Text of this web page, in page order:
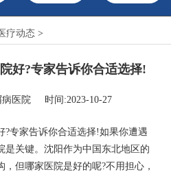
疗动态 >
好?专家告诉你合适选择!
病医院 时间:2023-10-27
家告诉你合适选择!如果你遭遇
是关键。沈阳作为中国东北地区的
但哪家医院是好的呢?不用担心，